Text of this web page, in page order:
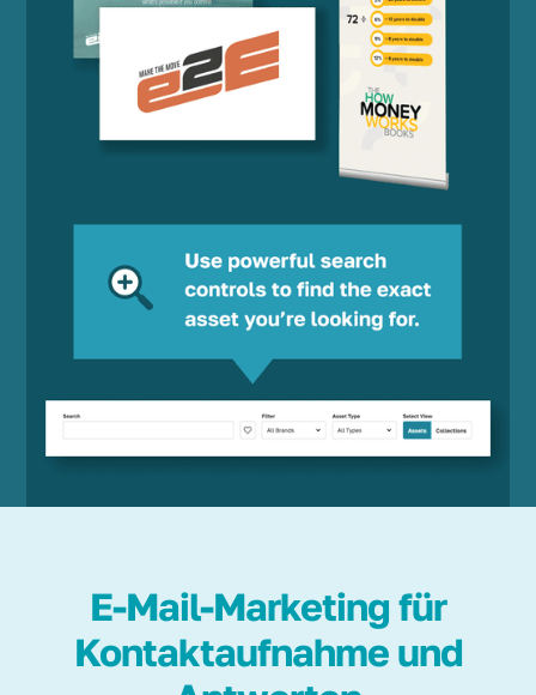
E-Mail-Marketing für
Kontaktaufnahme und